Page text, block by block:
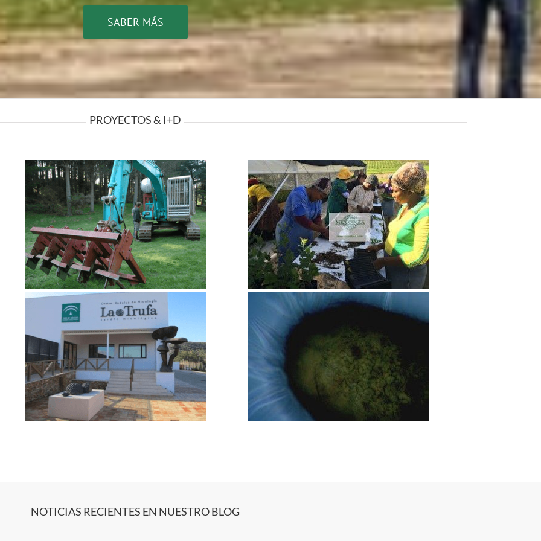
SABER MÁS
PROYECTOS & I+D
Transferencia Tecnologica para Mosbec
Truffle Farms – Surafrica
Proyectos de empresa Recientes
Cultivo de Tuber Borchii en Avellanos –
Chile
Proyectos I+D Recientes
NOTICIAS RECIENTES EN NUESTRO BLOG